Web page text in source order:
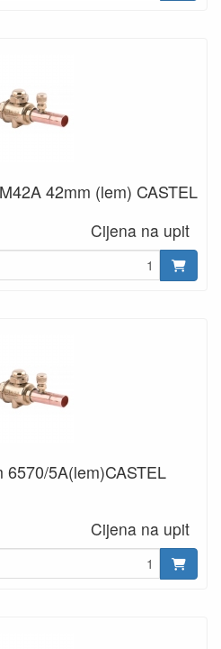
42mm (lem) CASTEL
Cijena na upit
5A(lem)CASTEL
Cijena na upit